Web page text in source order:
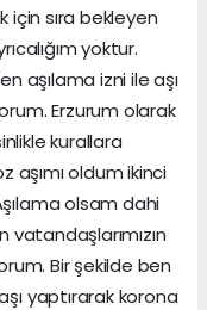
için sıra bekleyen
yoktur.
aşılama izni ile aşı
Erzurum olarak
kurallara
aşımı oldum ikinci
olsam dahi
vatandaşlarımızın
Bir şekilde ben
yaptırarak korona